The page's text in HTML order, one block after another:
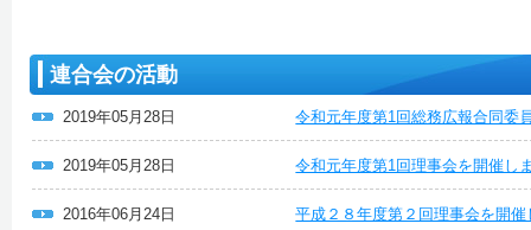
連合会の活動
2019年05月28日 令和元年度第1回総務広報合同委
2019年05月28日 令和元年度第1回理事会を開催し
2016年06月24日 平成２８年度第２回理事会を開催